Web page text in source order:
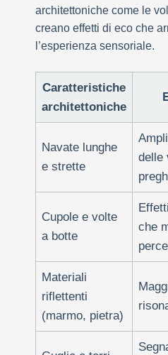
architettoniche come le
creano effetti di eco che
l’esperienza sensoriale.
Caratteristiche
architettoniche
Navate lunghe
e strette
delle
Cupole e volte
a botte
che
Materiali
riflettenti
(marmo, pietra)